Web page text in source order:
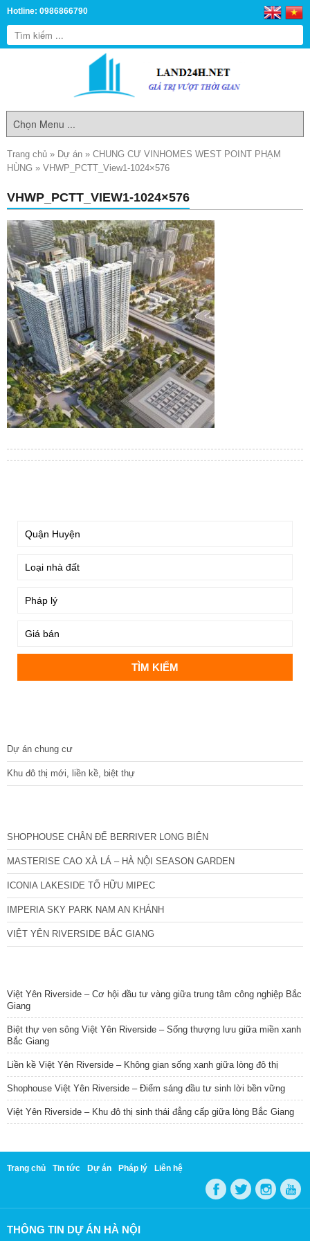
Hotline: 0986866790
Trang chủ » Dự án » CHUNG CƯ VINHOMES WEST POINT PHẠM
HÙNG » VHWP_PCTT_View1-1024×576
VHWP_PCTT_VIEW1-1024×576
Dự án chung cư
Khu đô thị mới, liền kề, biệt thự
SHOPHOUSE CHÂN ĐẾ BERRIVER LONG BIÊN
MASTERISE CAO XÀ LÁ – HÀ NỘI SEASON GARDEN
ICONIA LAKESIDE TỐ HỮU MIPEC
IMPERIA SKY PARK NAM AN KHÁNH
VIỆT YÊN RIVERSIDE BẮC GIANG
Việt Yên Riverside – Cơ hội đầu tư vàng giữa trung tâm công nghiệp Bắc
Giang
Biệt thự ven sông Việt Yên Riverside – Sống thượng lưu giữa miền xanh
Bắc Giang
Liền kề Việt Yên Riverside – Không gian sống xanh giữa lòng đô thị
Shophouse Việt Yên Riverside – Điểm sáng đầu tư sinh lời bền vững
Việt Yên Riverside – Khu đô thị sinh thái đẳng cấp giữa lòng Bắc Giang
Trang chủ Tin tức Dự án Pháp lý Liên hệ
THÔNG TIN DỰ ÁN HÀ NỘI